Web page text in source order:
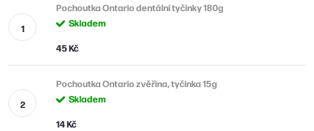
Pochoutka Ontario dentální tyčinky 180g
Skladem
45 Kč
Pochoutka Ontario zvěřina, tyčinka 15g
Skladem
14 Kč